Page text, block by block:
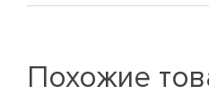
Похожие